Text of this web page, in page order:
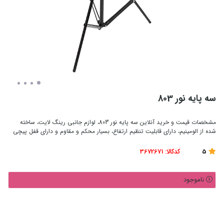
سه پایه نور 803
مشخصات قیمت و خرید آنلاین سه پایه نور 803، لوازم جانبی رینگ لایت، ساخته
شده از الومینیم، دارای قابلیت تنظیم ارتفاع، بسیار محکم و مقاوم و دارای قفل پیچی
کدکالا: 3672671
ناموجود